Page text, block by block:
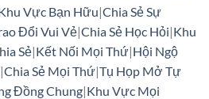
Vực Bạn Hữu|Chia Sẻ Sự
Đổi Vui Vẻ|Chia Sẻ Học Hỏi|Khu
Sẻ|Kết Nối Mọi Thứ|Hội Ngộ
|Chia Sẻ Mọi Thứ|Tụ Họp Mở Tự
Đồng Chung|Khu Vực Mọi